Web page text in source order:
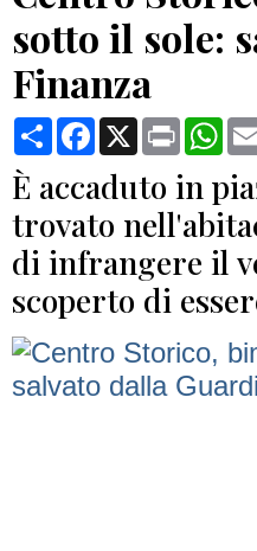
sotto il sole:
Finanza
CondividiFacebook
X Print
È accaduto in
trovato
di infrangere il
scoperto di